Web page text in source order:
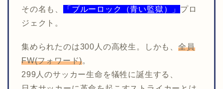
その名も、
「ブルーロック（青い監獄）」 プロ
ジェクト。
集められたのは300人の高校生。しかも、 全員
FW(フォワード)。
299人のサッカー生命を犠牲に誕生する、